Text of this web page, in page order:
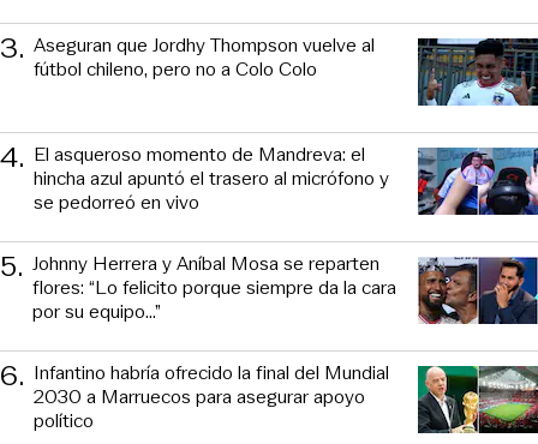
3. Aseguran que Jordhy Thompson vuelve al
fútbol chileno, pero no a Colo Colo
4. El asqueroso momento de Mandreva: el
hincha azul apuntó el trasero al micrófono y
se pedorreó en vivo
5. Johnny Herrera y Aníbal Mosa se reparten
flores: “Lo felicito porque siempre da la cara
por su equipo…”
6. Infantino habría ofrecido la final del Mundial
2030 a Marruecos para asegurar apoyo
político